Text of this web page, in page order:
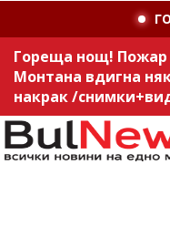
Гореща нощ! Пожар
Монтана вдигна
накрак /